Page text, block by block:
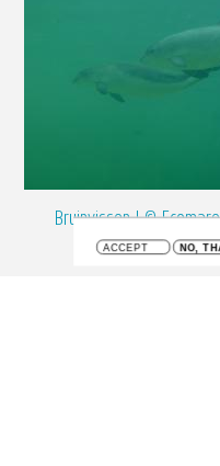
Bruinvissen | ©
ACCEPT NO,